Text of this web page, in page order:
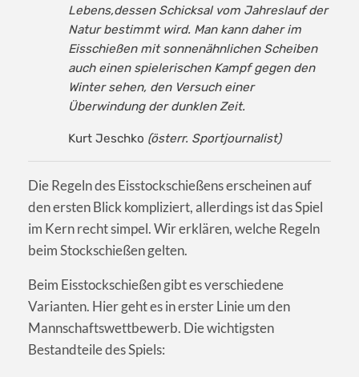
Lebens,dessen Schicksal vom Jahreslauf der
Natur bestimmt wird. Man kann daher im
Eisschießen mit sonnenähnlichen Scheiben
auch einen spielerischen Kampf gegen den
Winter sehen, den Versuch einer
Überwindung der dunklen Zeit.
Kurt Jeschko (österr. Sportjournalist)
Die Regeln des Eisstockschießens erscheinen auf
den ersten Blick kompliziert, allerdings ist das Spiel
im Kern recht simpel. Wir erklären, welche Regeln
beim Stockschießen gelten.
Beim Eisstockschießen gibt es verschiedene
Varianten. Hier geht es in erster Linie um den
Mannschaftswettbewerb. Die wichtigsten
Bestandteile des Spiels: